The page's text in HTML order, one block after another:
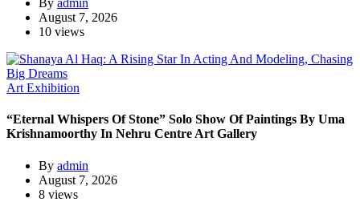
By admin
August 7, 2026
10 views
Art Exhibition
“Eternal Whispers Of Stone” Solo Show Of Paintings By Uma
Krishnamoorthy In Nehru Centre Art Gallery
By admin
August 7, 2026
8 views